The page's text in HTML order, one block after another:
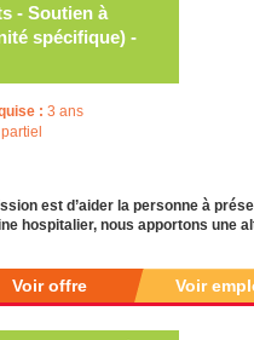
- Soutien à
spécifique) -
: 3 ans
est d’aider la personne à
hospitalier, nous apportons une
Voir offre Voir